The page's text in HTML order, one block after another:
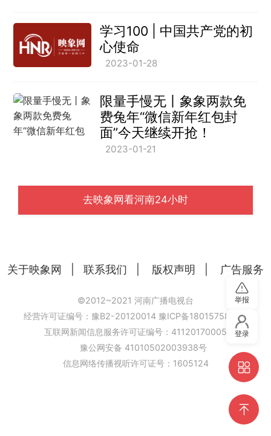
学习100 | 中国共产党的初
心使命
2023-01-28
限量手慢无丨象象两款免
费兔年“微信新年红包封
面”今天继续开抢！
2023-01-21
去映象网看河南24小时
关于映象网 联系我们 版权声明 广告服务
©2012~2021 河南广播电视台
经营许可证编号：豫B2-20120014 豫ICP备18015758号-6
互联网新闻信息服务许可证编号：41120170005
豫公网安备 41010502003938号
信息网络传播视听许可证号：1605124
举报
登录